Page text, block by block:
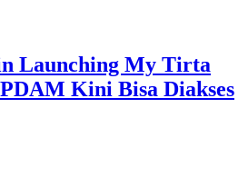
Launching My Tirta
Kini Bisa Diakses